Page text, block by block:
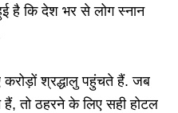
है कि देश भर से लोग स्नान
श्रद्धालु पहुंचते हैं. जब
हैं, तो ठहरने के लिए सही होटल